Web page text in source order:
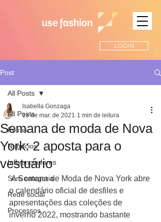
LOGIN
Post
All Posts
Feiras
Negócios
Influenciadores
Sem categoria
Rede social
Processos
All Posts
Semana de moda de Nova
York: 2 aposta para o
vestuário
Isabella Gonzaga
18 de mar. de 2021 1 min de leitura
A Semana de Moda de Nova York abre
o calendário oficial de desfiles e
apresentações das coleções de
inverno 2022, mostrando bastante